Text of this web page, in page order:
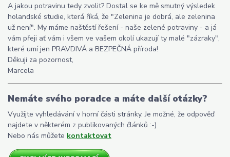
A jakou potravinu tedy zvolit? Dostal se ke mě smutný výsledek
holandské studie, která říká, že "Zelenina je dobrá, ale zelenina
už není". My máme naštěstí řešení - naše zelené potraviny - a já
vám přeji ať vám i všem ve vašem okolí ukazují ty malé "zázraky",
které umí jen PRAVDIVÁ a BEZPEČNÁ příroda!
Děkuji za pozornost,
Marcela
Nemáte svého poradce a máte další otázky?
Využijte vyhledávání v horní části stránky. Je možné, že odpověď
najdete v některém z publikovaných článků :-)
Nebo nás můžete kontaktovat